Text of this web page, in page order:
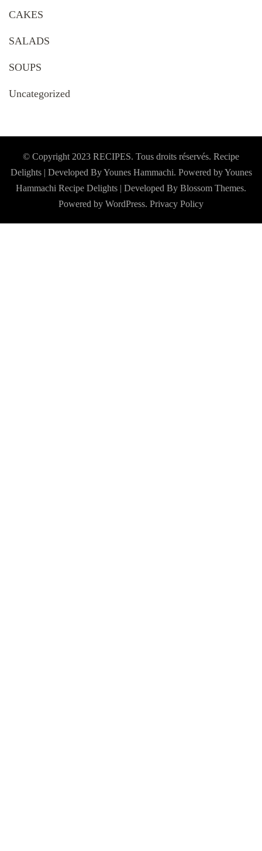
CAKES
SALADS
SOUPS
Uncategorized
© Copyright 2023 RECIPES. Tous droits réservés. Recipe
Delights | Developed By Younes Hammachi. Powered by Younes
Hammachi Recipe Delights | Developed By Blossom Themes.
Powered by WordPress. Privacy Policy